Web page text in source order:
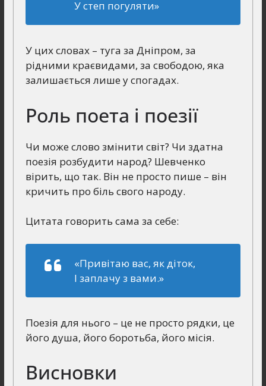
У степ погуляти»
У цих словах – туга за Дніпром, за
рідними краєвидами, за свободою, яка
залишається лише у спогадах.
Роль поета і поезії
Чи може слово змінити світ? Чи здатна
поезія розбудити народ? Шевченко
вірить, що так. Він не просто пише – він
кричить про біль свого народу.
Цитата говорить сама за себе:
«Привітаю вас, як діток,
І заплачу з вами.»
Поезія для нього – це не просто рядки, це
його душа, його боротьба, його місія.
Висновки